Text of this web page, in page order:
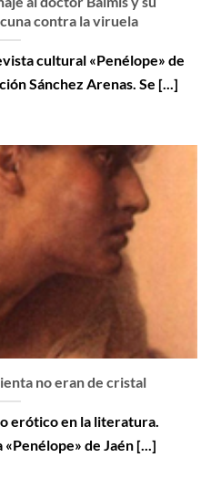
contra la viruela
cultural «Penélope» de
Sánchez Arenas. Se [...]
no eran de cristal
erótico en la literatura.
de Jaén [...]